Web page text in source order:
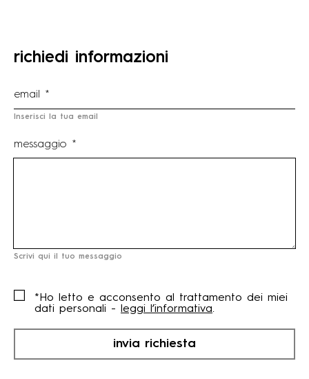
richiedi informazioni
Inserisci la tua email
messaggio *
Scrivi qui il tuo messaggio
*Ho letto e acconsento al trattamento dei miei
dati personali - leggi l’informativa.
invia richiesta